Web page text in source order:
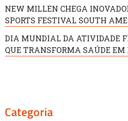
NEW MILLEN CHEGA
SPORTS FESTIVAL SOUTH
DIA MUNDIAL DA ATIVIDADE
QUE TRANSFORMA SAÚDE EM
Categoria